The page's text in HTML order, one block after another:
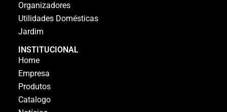
Organizadores
Utilidades Domésticas
Jardim
INSTITUCIONAL
Home
Empresa
Produtos
Catalogo